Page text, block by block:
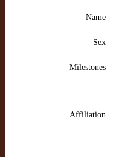
Name
Sex
Milestones
Affiliation